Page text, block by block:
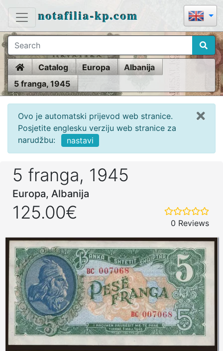
notafilia-kp.com
HomeCatalog Europa
Albanija
5 franga, 1945
Ovo je automatski prijevod web stranice.
Posjetite englesku verziju web stranice za
narudžbu:
nastavi
5 franga, 1945
Europa, Albanija
125.00€
0 Reviews